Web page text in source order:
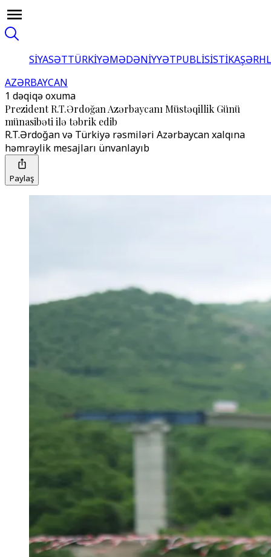
SİYASƏTTÜRKİYƏMƏDƏNİYYƏTPUBLİSİSTİKA
AZƏRBAYCAN
1 dəqiqə oxuma
Prezident R.T.Ərdoğan Azərbaycanı Müstəqillik Günü
münasibəti ilə təbrik edib
R.T.Ərdoğan və Türkiyə rəsmiləri Azərbaycan xalqına
həmrəylik mesajları ünvanlayıb
Paylaş